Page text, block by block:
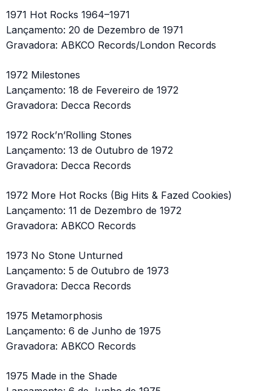
1971 Hot Rocks 1964–1971
Lançamento: 20 de Dezembro de 1971
Gravadora: ABKCO Records/London Records
1972 Milestones
Lançamento: 18 de Fevereiro de 1972
Gravadora: Decca Records
1972 Rock’n’Rolling Stones
Lançamento: 13 de Outubro de 1972
Gravadora: Decca Records
1972 More Hot Rocks (Big Hits & Fazed Cookies)
Lançamento: 11 de Dezembro de 1972
Gravadora: ABKCO Records
1973 No Stone Unturned
Lançamento: 5 de Outubro de 1973
Gravadora: Decca Records
1975 Metamorphosis
Lançamento: 6 de Junho de 1975
Gravadora: ABKCO Records
1975 Made in the Shade